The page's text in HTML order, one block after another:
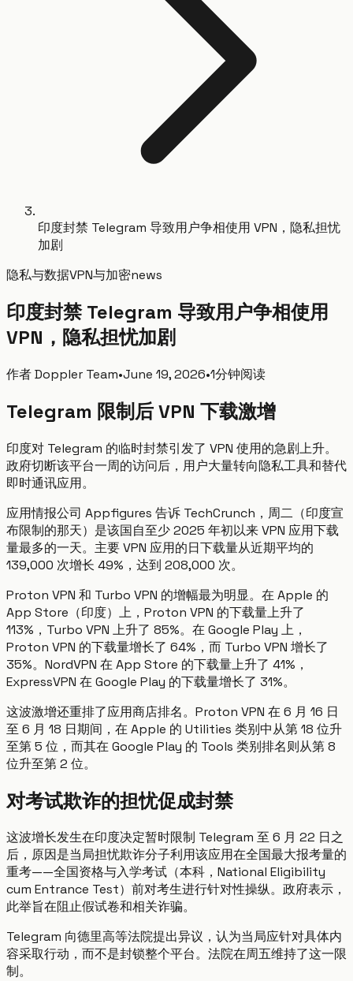
印度封禁 Telegram 导致用户争相使用 VPN，隐私担忧
加剧
隐私与数据VPN与加密news
印度封禁 Telegram 导致用户争相使用
VPN，隐私担忧加剧
作者Doppler Team•June 19, 2026•1分钟阅读
Telegram 限制后 VPN 下载激增
印度对 Telegram 的临时封禁引发了 VPN 使用的急剧上升。
政府切断该平台一周的访问后，用户大量转向隐私工具和替代
即时通讯应用。
应用情报公司 Appfigures 告诉 TechCrunch，周二（印度宣
布限制的那天）是该国自至少 2025 年初以来 VPN 应用下载
量最多的一天。主要 VPN 应用的日下载量从近期平均的
139,000 次增长 49%，达到 208,000 次。
Proton VPN 和 Turbo VPN 的增幅最为明显。在 Apple 的
App Store（印度）上，Proton VPN 的下载量上升了
113%，Turbo VPN 上升了 85%。在 Google Play 上，
Proton VPN 的下载量增长了 64%，而 Turbo VPN 增长了
35%。NordVPN 在 App Store 的下载量上升了 41%，
ExpressVPN 在 Google Play 的下载量增长了 31%。
这波激增还重排了应用商店排名。Proton VPN 在 6 月 16 日
至 6 月 18 日期间，在 Apple 的 Utilities 类别中从第 18 位升
至第 5 位，而其在 Google Play 的 Tools 类别排名则从第 8
位升至第 2 位。
对考试欺诈的担忧促成封禁
这波增长发生在印度决定暂时限制 Telegram 至 6 月 22 日之
后，原因是当局担忧欺诈分子利用该应用在全国最大报考量的
重考——全国资格与入学考试（本科，National Eligibility
cum Entrance Test）前对考生进行针对性操纵。政府表示，
此举旨在阻止假试卷和相关诈骗。
Telegram 向德里高等法院提出异议，认为当局应针对具体内
容采取行动，而不是封锁整个平台。法院在周五维持了这一限
制。